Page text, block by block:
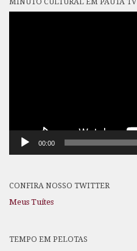
00:00
CONFIRA NOSSO TWITTER
Meus Tuítes
TEMPO EM PELOTAS